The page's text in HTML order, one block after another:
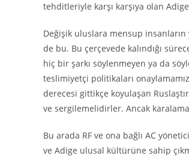
tehditleriyle karşı karşıya olan
Değişik uluslara mensup insanların
de bu. Bu çerçevede kalındığı
hiç bir şarkı söylenmeyen ya da
teslimiyetçi politikaları
derecesi gittikçe koyulaşan
ve sergilemelidirler. Ancak
Bu arada RF ve ona bağlı AC
ve Adige ulusal kültürüne sahip